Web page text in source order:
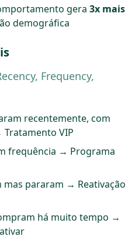
gera 3x mais
demográfica
Frequency,
recentemente, com
VIP
frequência → Programa
mas pararam → Reativação
há muito tempo →